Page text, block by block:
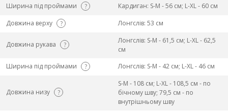
Ширина під проймами
?
Кардиган: S-M - 56 см; L-ХL - 60 см
Довжина верху
? Лонгслів: 53 см
Довжина рукава ?
Лонгслів: S-M - 61,5 см; L-ХL - 62,5
см
Ширина під проймами
? Лонгслів: S-M - 42 см; L-ХL - 46 см
Довжина низу ?
S-M - 108 см; L-ХL - 108,5 см - по
бічному шву; 79,5 см - по
внутрішньому шву